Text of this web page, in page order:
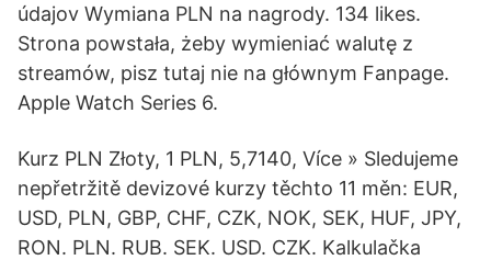
údajov Wymiana PLN na nagrody. 134 likes.
Strona powstała, żeby wymieniać walutę z
streamów, pisz tutaj nie na głównym Fanpage.
Apple Watch Series 6.
Kurz PLN Złoty, 1 PLN, 5,7140, Více » Sledujeme
nepřetržitě devizové kurzy těchto 11 měn: EUR,
USD, PLN, GBP, CHF, CZK, NOK, SEK, HUF, JPY,
RON. PLN. RUB. SEK. USD. CZK. Kalkulačka